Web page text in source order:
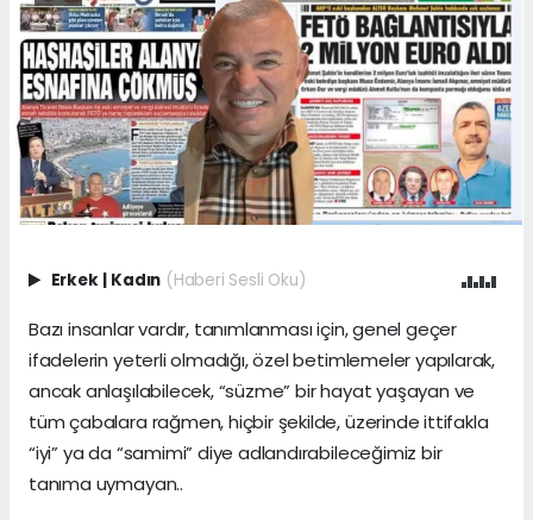
Erkek | Kadın (Haberi Sesli Oku)
Bazı insanlar vardır, tanımlanması için, genel geçer
ifadelerin yeterli olmadığı, özel betimlemeler yapılarak,
ancak anlaşılabilecek, “süzme” bir hayat yaşayan ve
tüm çabalara rağmen, hiçbir şekilde, üzerinde ittifakla
“iyi” ya da “samimi” diye adlandırabileceğimiz bir
tanıma uymayan..